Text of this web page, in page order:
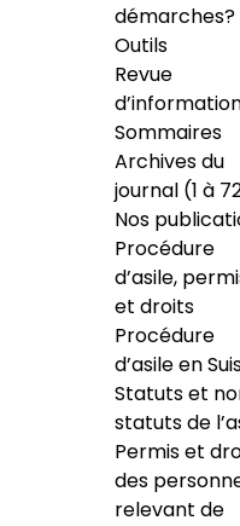
démarches?
Outils
Revue
Sommaires
Archives du
journal (1 à
Nos
Procédure
d’asile,
et droits
Procédure
d’asile en
Statuts et
statuts de
Permis et
des
relevant de